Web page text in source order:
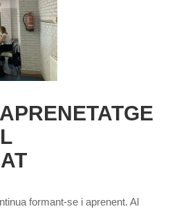
formant-se i aprenent. Al